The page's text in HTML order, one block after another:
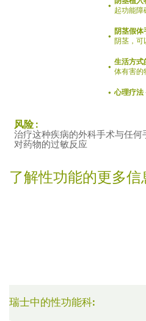
起功能障
阴茎假体
阴茎，可
生活方式
体有害的
心理疗法
风险 :
治疗这种疾病的外科手术与任何
对药物的过敏反应
了解性功能的更多信
瑞士中的性功能科: